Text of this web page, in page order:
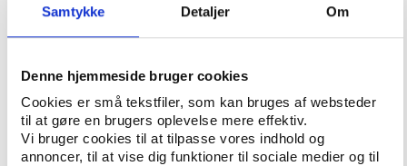
Samtykke Detaljer Om
Denne hjemmeside bruger cookies
Cookies er små tekstfiler, som kan bruges af websteder
til at gøre en brugers oplevelse mere effektiv.
Vi bruger cookies til at tilpasse vores indhold og
annoncer, til at vise dig funktioner til sociale medier og til
I denne udsendelse af Tillægstid ser vi nærmere på
med brugen af dokumenterne. Med sig i studiet har
Stanis Elsborg den danske journalist Jeppe Laursen
Brock, der i flere år har siddet med nogle af de mest
eftertragtede dokumenter i international fodbold.